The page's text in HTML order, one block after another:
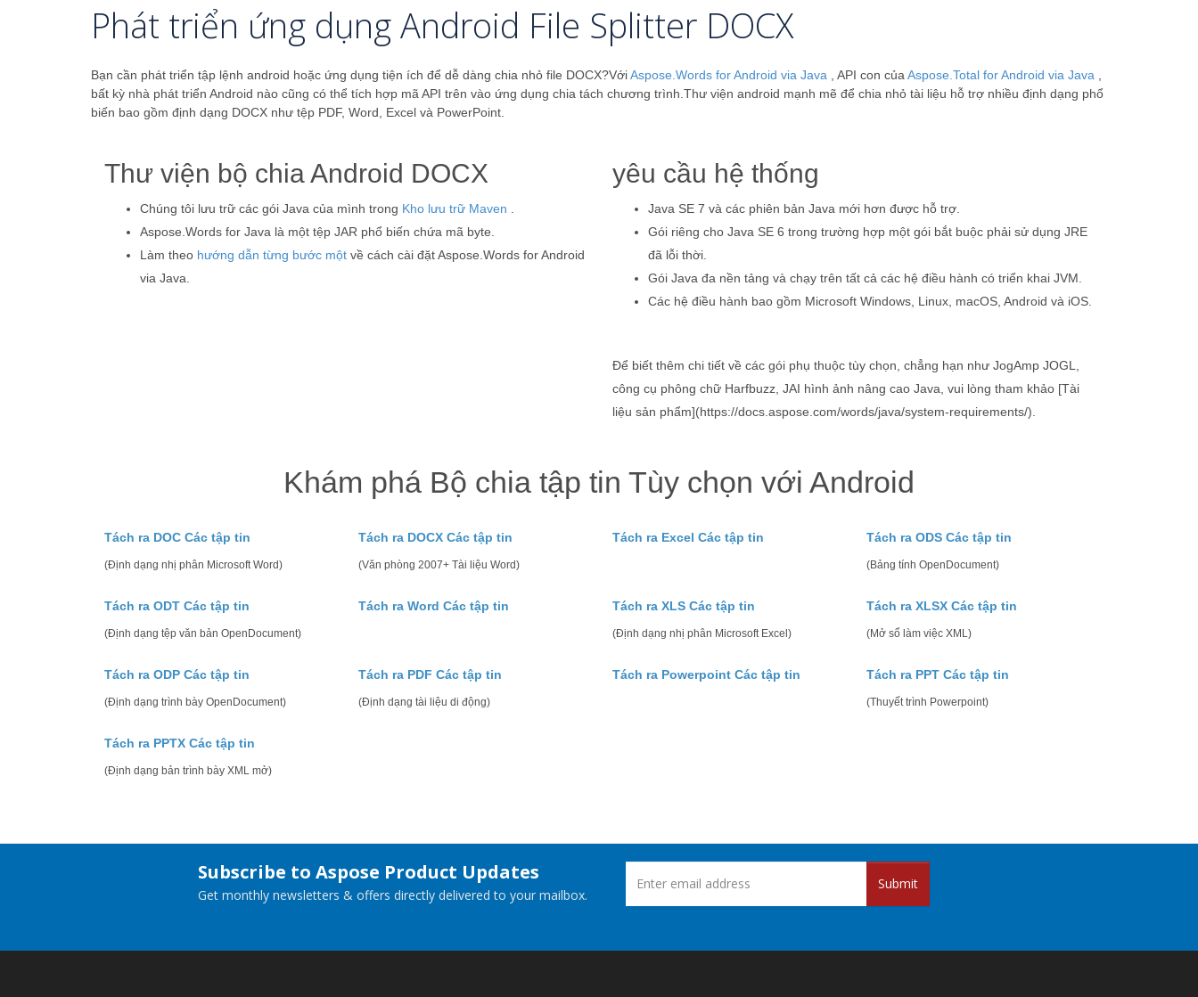
Phát triển ứng dụng Android File Splitter DOCX
Bạn cần phát triển tập lệnh android hoặc ứng dụng tiện ích để dễ dàng chia nhỏ file DOCX?VớiAspose.Words for Android via Java , API con của Aspose.Total for Android via Java
bất kỳ nhà phát triển Android nào cũng có thể tích hợp mã API trên vào ứng dụng chia tách chương trình.Thư viện android mạnh mẽ để chia nhỏ tài liệu hỗ trợ nhiều định dạng phổ
biến bao gồm định dạng DOCX như tệp PDF, Word, Excel và PowerPoint.
Thư viện bộ chia Android DOCX
Chúng tôi lưu trữ các gói Java của mình trong Kho lưu trữ Maven
Aspose.Words for Java là một tệp JAR phổ biến chứa mã byte.
Làm theo hướng dẫn từng bước một về cách cài đặt Aspose.Words for Android
via Java.
yêu cầu hệ thống
Java SE 7 và các phiên bản Java mới hơn được hỗ trợ.
Gói riêng cho Java SE 6 trong trường hợp một gói bắt buộc phải sử dụng JRE
đã lỗi thời.
Gói Java đa nền tảng và chạy trên tất cả các hệ điều hành có triển khai JVM.
Các hệ điều hành bao gồm Microsoft Windows, Linux, macOS, Android và iOS.
Để biết thêm chi tiết về các gói phụ thuộc tùy chọn, chẳng hạn như JogAmp JOGL,
công cụ phông chữ Harfbuzz, JAI hình ảnh nâng cao Java, vui lòng tham khảo [Tài
liệu sản phẩm](https://docs.aspose.com/words/java/system-requirements/).
Khám phá Bộ chia tập tin Tùy chọn với Android
Tách ra DOC Các tập tin
(Định dạng nhị phân Microsoft Word)
Tách ra DOCX Các tập tin
(Văn phòng 2007+ Tài liệu Word)
Tách ra Excel Các tập tin Tách ra ODS Các tập tin
(Bảng tính OpenDocument)
Tách ra ODT Các tập tin
(Định dạng tệp văn bản OpenDocument)
Tách ra Word Các tập tin Tách ra XLS Các tập tin
(Định dạng nhị phân Microsoft Excel)
Tách ra XLSX Các tập tin
(Mở sổ làm việc XML)
Tách ra ODP Các tập tin
(Định dạng trình bày OpenDocument)
Tách ra PDF Các tập tin
(Định dạng tài liệu di động)
Tách ra Powerpoint Các tập tin Tách ra PPT Các tập tin
(Thuyết trình Powerpoint)
Tách ra PPTX Các tập tin
(Định dạng bản trình bày XML mở)
Subscribe to Aspose Product Updates
Get monthly newsletters & offers directly delivered to your mailbox.
Submit